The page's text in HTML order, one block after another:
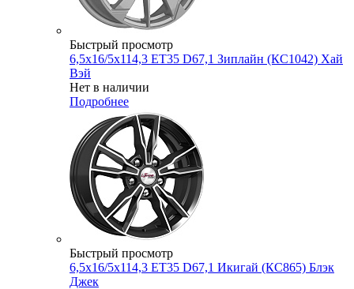
Быстрый просмотр
6,5x16/5x114,3 ET35 D67,1 Зиплайн (КС1042) Хай
Вэй
Нет в наличии
Подробнее
Быстрый просмотр
6,5x16/5x114,3 ET35 D67,1 Икигай (КС865) Блэк
Джек